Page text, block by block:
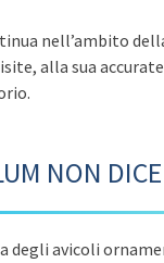
nell’ambito
alla sua
NON DICE
degli avicoli